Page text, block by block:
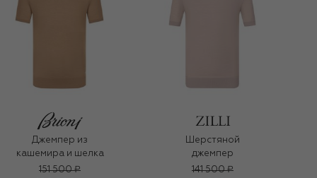
Джемпер из
кашемира и шелка
151 500 ₽
Шерстяной
джемпер
141 500 ₽